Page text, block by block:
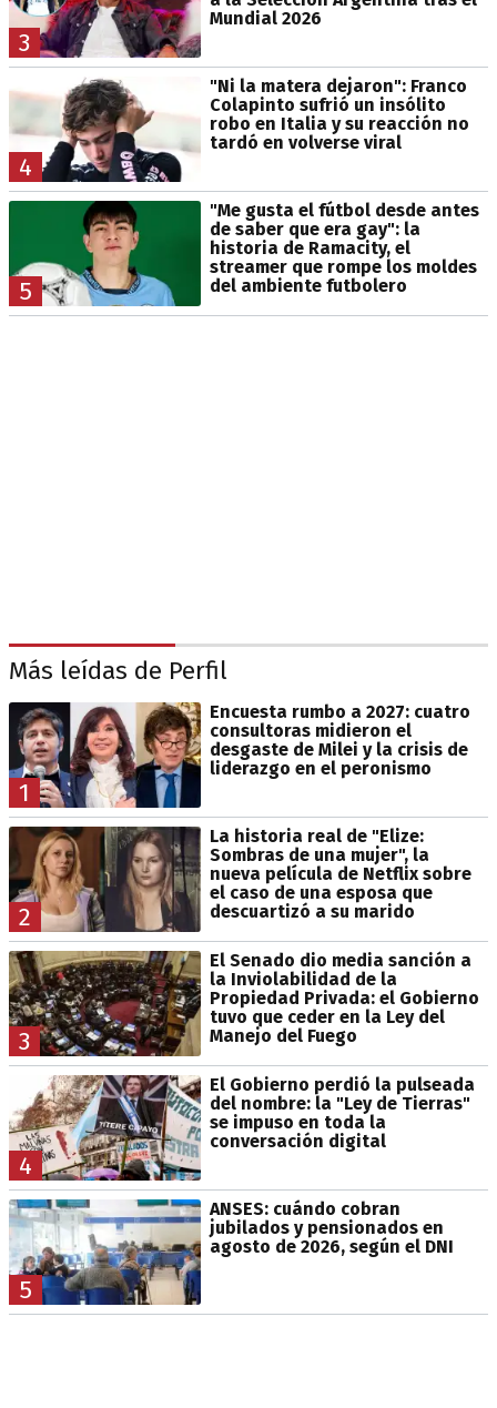
3
Mundial 2026
4
"Ni la matera dejaron": Franco
Colapinto sufrió un insólito
robo en Italia y su reacción no
tardó en volverse viral
5
"Me gusta el fútbol desde antes
de saber que era gay": la
historia de Ramacity, el
streamer que rompe los moldes
del ambiente futbolero
Más leídas de Perfil
1
Encuesta rumbo a 2027: cuatro
consultoras midieron el
desgaste de Milei y la crisis de
liderazgo en el peronismo
2
La historia real de "Elize:
Sombras de una mujer", la
nueva película de Netflix sobre
el caso de una esposa que
descuartizó a su marido
3
El Senado dio media sanción a
la Inviolabilidad de la
Propiedad Privada: el Gobierno
tuvo que ceder en la Ley del
Manejo del Fuego
4
El Gobierno perdió la pulseada
del nombre: la "Ley de Tierras"
se impuso en toda la
conversación digital
5
ANSES: cuándo cobran
jubilados y pensionados en
agosto de 2026, según el DNI